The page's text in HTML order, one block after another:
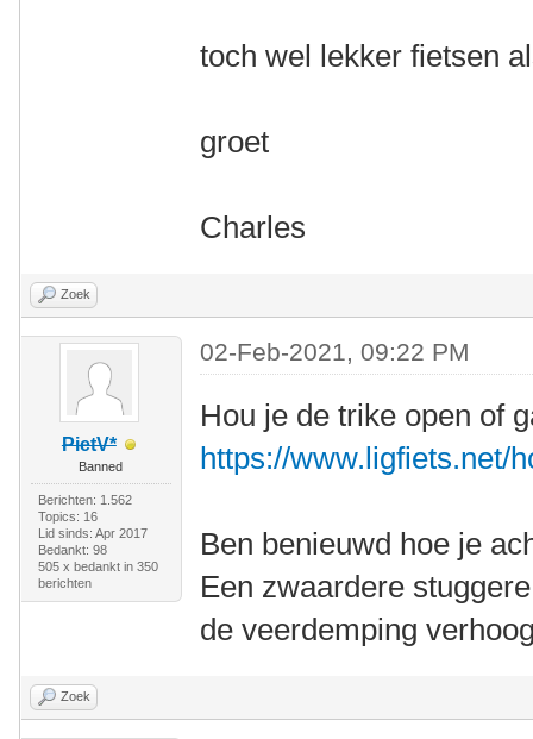
toch wel lekker fietsen
groet
Charles
Zoek
PietV*
Banned
Berichten: 1.562
Topics: 16
Lid sinds: Apr 2017
Bedankt: 98
505 x bedankt in 350
berichten
02-Feb-2021, 09:22 PM
Hou je de trike open of
https://www.ligfiets.net/
Ben benieuwd hoe je
Een zwaardere
de veerdemping
Zoek